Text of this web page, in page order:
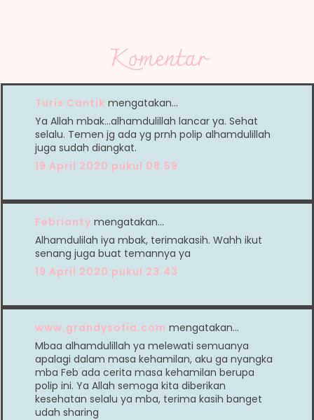
Komentar
Turis Cantik mengatakan…
Ya Allah mbak...alhamdulillah lancar ya. Sehat
selalu. Temen jg ada yg prnh polip alhamdulillah
juga sudah diangkat.
19 April 2020 pukul 08.59
Febrianty mengatakan…
Alhamdulilah iya mbak, terimakasih. Wahh ikut
senang juga buat temannya ya
19 April 2020 pukul 23.43
www.grandysofia.com mengatakan…
Mbaa alhamdulillah ya melewati semuanya
apalagi dalam masa kehamilan, aku ga nyangka
mba Feb ada cerita masa kehamilan berupa
polip ini. Ya Allah semoga kita diberikan
kesehatan selalu ya mba, terima kasih banget
udah sharing